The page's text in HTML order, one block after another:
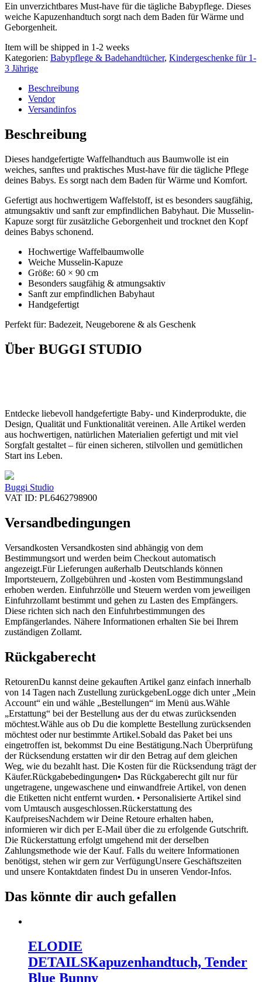
Ein unverzichtbares Must-have für die tägliche Babypflege. Dieses
weiche Kapuzenhandtuch sorgt nach dem Baden für Wärme und
Geborgenheit.
Item will be shipped in 1-2 weeks
Kategorien: Babypflege & Badehandtücher, Kindergeschenke für 1-
3 Jährige
Beschreibung
Vendor
Versandinfos
Beschreibung
Dieses handgefertigte Waffelhandtuch aus Baumwolle ist ein
weiches, sanftes und praktisches Must-have für die tägliche Pflege
deines Babys. Es sorgt nach dem Baden für Wärme und Komfort.
Gefertigt aus hochwertigem Waffelstoff, ist es besonders saugfähig,
atmungsaktiv und sanft zur empfindlichen Babyhaut. Die Musselin-
Kapuze sorgt für zusätzliche Geborgenheit und trocknet den Kopf
deines Babys schonend.
Hochwertige Waffelbaumwolle
Weiche Musselin-Kapuze
Größe: 60 × 90 cm
Besonders saugfähig & atmungsaktiv
Sanft zur empfindlichen Babyhaut
Handgefertigt
Perfekt für: Badezeit, Neugeborene & als Geschenk
Über BUGGI STUDIO
Entdecke liebevoll handgefertigte Baby- und Kinderprodukte, die
Design, Qualität und Funktionalität vereinen. Alle Artikel werden
aus hochwertigen, natürlichen Materialien gefertigt und mit viel
Sorgfalt gestaltet – für einen sicheren, stilvollen und gemütlichen
Start ins Leben.
Buggi Studio
VAT ID: PL6462798900
Versandbedingungen
Versandkosten Versandkosten sind abhängig von dem
Bestimmungsort und werden beim Checkout automatisch
angezeigt.Für Lieferungen außerhalb Deutschlands können
Importsteuern, Zollgebühren und -kosten vom Bestimmungsland
erhoben werden. Einfuhrzölle und Steuern werden vom jeweiligen
Einfuhrzollamt bestimmt und gehen zu Lasten des Empfängers.
Diese richten sich nach den Einfuhrbestimmungen des
Empfängerlandes. Nähere Informationen erhalten Sie bei Ihrem
zuständigen Zollamt.
Rückgaberecht
RetourenDu kannst deine gekauften Artikel ganz einfach innerhalb
von 14 Tagen nach Zustellung zurückgebenLogge dich unter „Mein
Account“ ein und wähle „Bestellungen“ im Menü aus.Wähle
„Erstattung“ bei der Bestellung aus der du etwas zurücksenden
möchtest.Wähle aus ob Du die komplette Bestellung zurücksenden
möchtest oder nur bestimmte Artikel.Sobald das Paket bei uns
eingetroffen ist, bekommst Du eine Bestätigung.Nach Überprüfung
der Rücksendung erstatten wir dir den Betrag auf dem gleichen
Weg, wie du bezahlt hast. Die Kosten für die Rücksendung trägt der
Käufer.Rückgabebedingungen• Das Rückgaberecht gilt nur für
ungetragene, ungewaschene und einwandfreie Artikel, von denen
die Etiketten nicht entfernt wurden. • Personalisierte Artikel sind
vom Umtausch ausgeschlossen.Rückerstattung des
KaufpreisesNachdem wir Deine Retoure erhalten haben,
informieren wir dich per E-Mail über die zu erfolgende Gutschrift.
Die Rückerstattung erfolgt umgehend mit der derselben
Zahlungsmethode wie der Kauf. Falls du weitere Informationen
benötigst, stehen wir gern zur VerfügungUnsere Geschäftszeiten
und unsere Kontaktdaten findest Du in unseren Vendor-Infos.
Das könnte dir auch gefallen
ELODIE
DETAILSKapuzenhandtuch, Tender
Blue Bunny